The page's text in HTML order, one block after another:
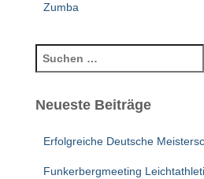
Zumba
u
h
Neueste Beiträge
Erfolgreiche Deutsche
Funkerbergmeeting